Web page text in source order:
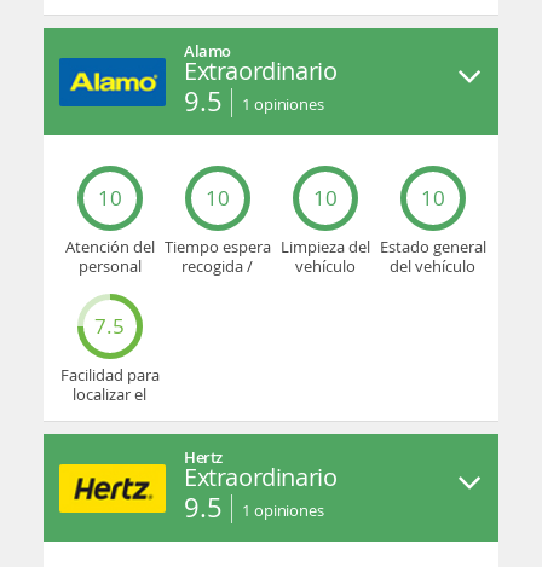
oficina
Alamo
Extraordinario
9.5 1 opiniones
10
Atención del
personal
10
Tiempo espera
recogida /
10
Limpieza del
vehículo
10
Estado general
del vehículo
7.5
Facilidad para
localizar el
oficina
Hertz
Extraordinario
9.5 1 opiniones